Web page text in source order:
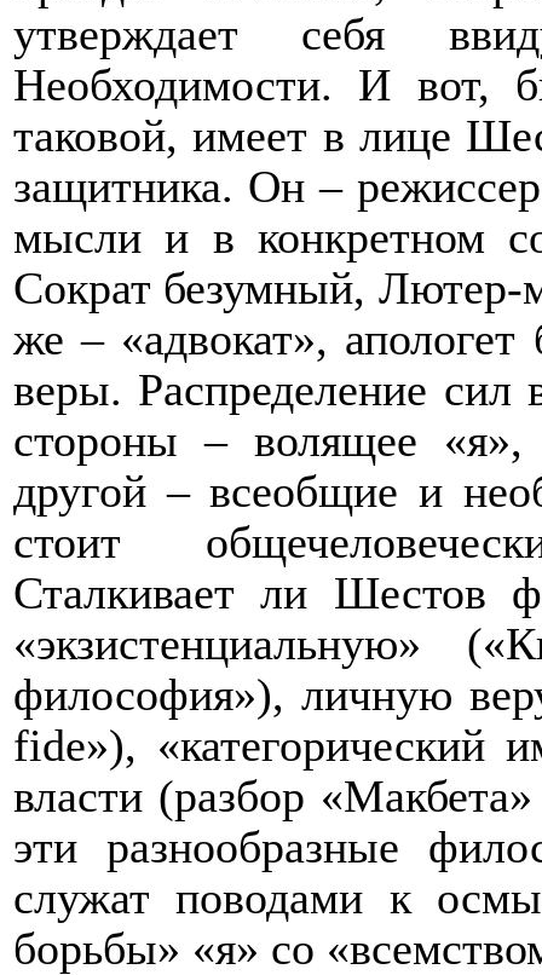
утверждает себя
Необходимости. И вот,
таковой, имеет в лице
защитника. Он –
мысли и в конкретном
Сократ безумный, Лютер-
же – «адвокат», апологет
веры. Распределение сил
стороны – волящее
другой – всеобщие и
стоит
Сталкивает ли Шестов
«экзистенциальную»
философия»), личную
fide»), «категорический
власти (разбор
эти разнообразные
служат поводами к
борьбы» «я» со